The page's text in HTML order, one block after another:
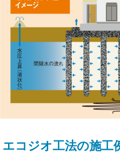
エコジオ工法の施工